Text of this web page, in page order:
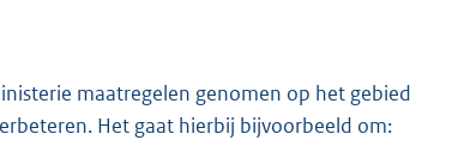
maatregelen genomen op het gebied
Het gaat hierbij bijvoorbeeld om: